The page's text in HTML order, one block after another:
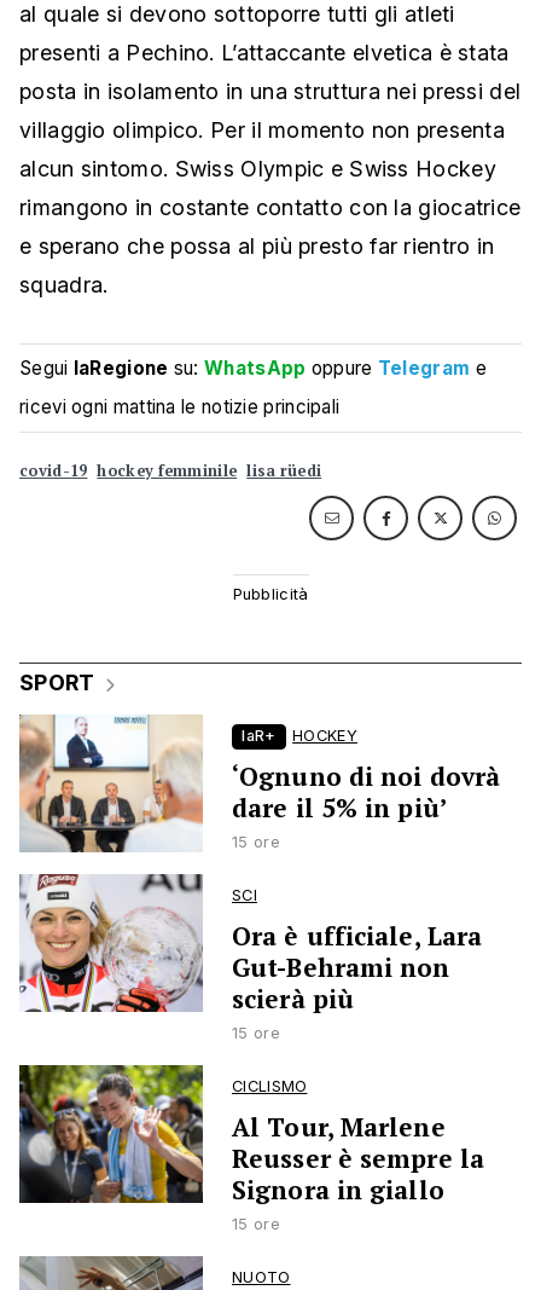
al quale si devono sottoporre tutti gli atleti
presenti a Pechino. L’attaccante elvetica è stata
posta in isolamento in una struttura nei pressi del
villaggio olimpico. Per il momento non presenta
alcun sintomo. Swiss Olympic e Swiss Hockey
rimangono in costante contatto con la giocatrice
e sperano che possa al più presto far rientro in
squadra.
Segui laRegione su:WhatsApp oppure Telegram e
ricevi ogni mattina le notizie principali
covid-19 hockey femminile lisa rüedi
SPORT
laR+ HOCKEY
‘Ognuno di noi dovrà
dare il 5% in più’
15 ore
SCI
Ora è ufficiale, Lara
Gut-Behrami non
scierà più
15 ore
CICLISMO
Al Tour, Marlene
Reusser è sempre la
Signora in giallo
15 ore
NUOTO